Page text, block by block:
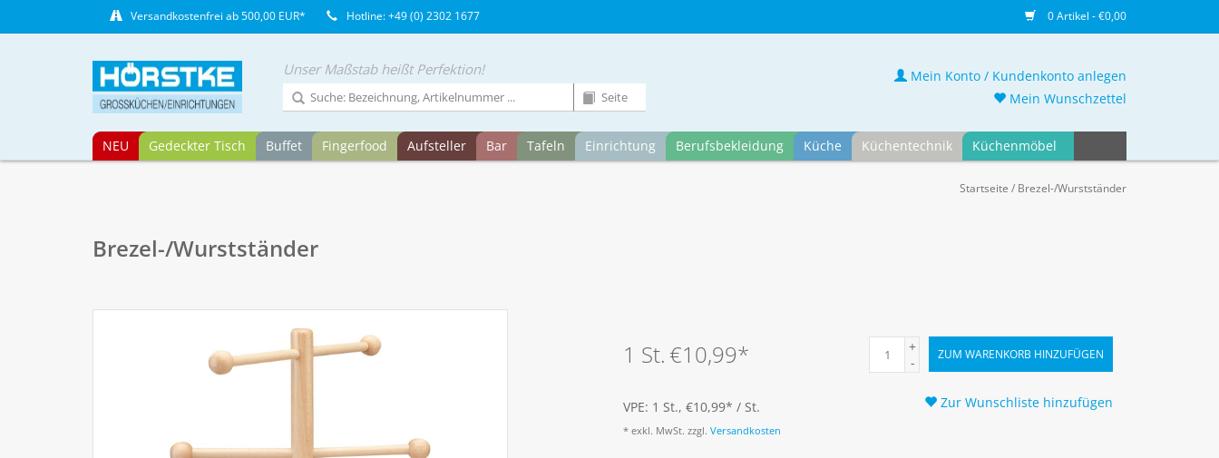
Versandkostenfrei ab 500,00 EUR* Hotline: +49 (0) 2302 1677 0 Artikel - €0,00
Unser Maßstab heißt Perfektion!
NEU Gedeckter Tisch Buffet Fingerfood Aufsteller Bar Tafeln Einrichtung Berufsbekleidung Küche Küchentechnik Küchenmöbel
Mein Konto / Kundenkonto anlegen
Mein Wunschzettel
Startseite / Brezel-/Wurstständer
Brezel-/Wurstständer
1 St. €10,99*
VPE: 1 St., €10,99* / St.
* exkl. MwSt. zzgl. Versandkosten
+
-
ZUM WARENKORB HINZUFÜGEN
Zur Wunschliste hinzufügen